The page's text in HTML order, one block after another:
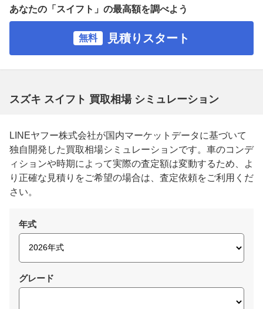
あなたの「スイフト」の最高額を調べよう
無料 見積りスタート
スズキ スイフト 買取相場 シミュレーション
LINEヤフー株式会社が国内マーケットデータに基づいて
独自開発した買取相場シミュレーションです。車のコンデ
ィションや時期によって実際の査定額は変動するため、よ
り正確な見積りをご希望の場合は、査定依頼をご利用くだ
さい。
年式
グレード